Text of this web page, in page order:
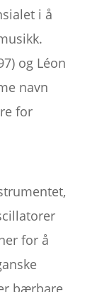
i å
og Léon
navn
for
for å